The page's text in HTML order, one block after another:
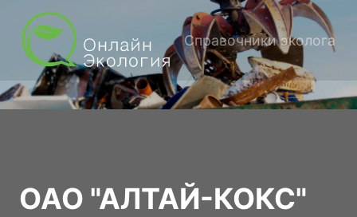
Справочники эколога
ОАО "АЛТАЙ-КОКС"